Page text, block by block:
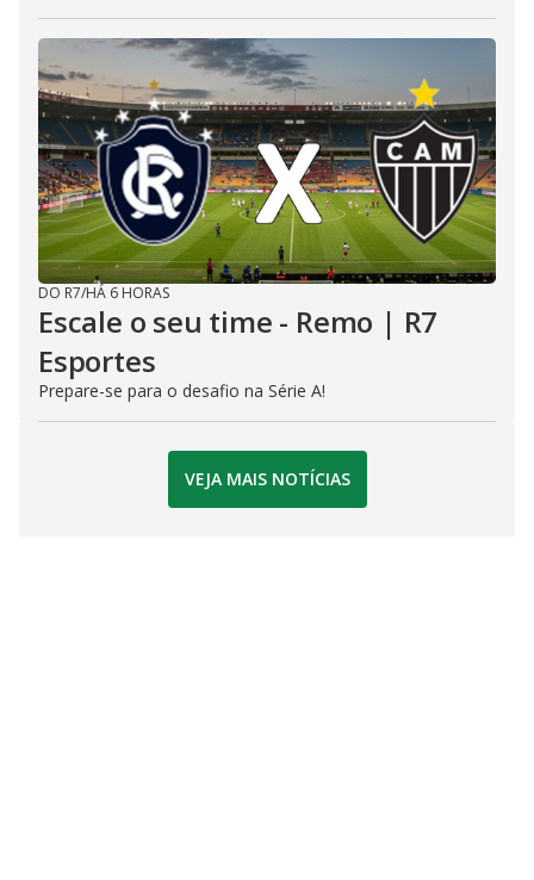
DO R7/HÁ 6 HORAS
Escale o seu time - Remo | R7
Esportes
Prepare-se para o desafio na Série A!
VEJA MAIS NOTÍCIAS